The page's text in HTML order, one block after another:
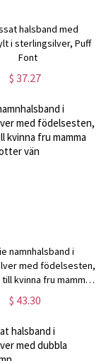
halsband med
i sterlingsilver, Puff
Font
$ 37.27
namnhalsband i
med födelsesten,
kvinna fru mamma
dotter vän
$ 43.30